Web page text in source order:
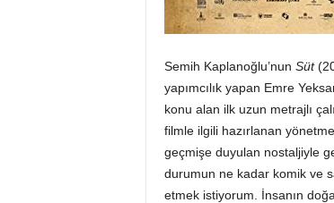
Semih Kaplanoğlu’nun Süt
yapımcılık yapan Emre
konu alan ilk uzun metrajlı
filmle ilgili hazırlanan
geçmişe duyulan nostaljiyle
durumun ne kadar komik ve
etmek istiyorum. İnsanın